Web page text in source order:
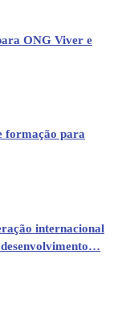
ONG Viver e
formação para
internacional